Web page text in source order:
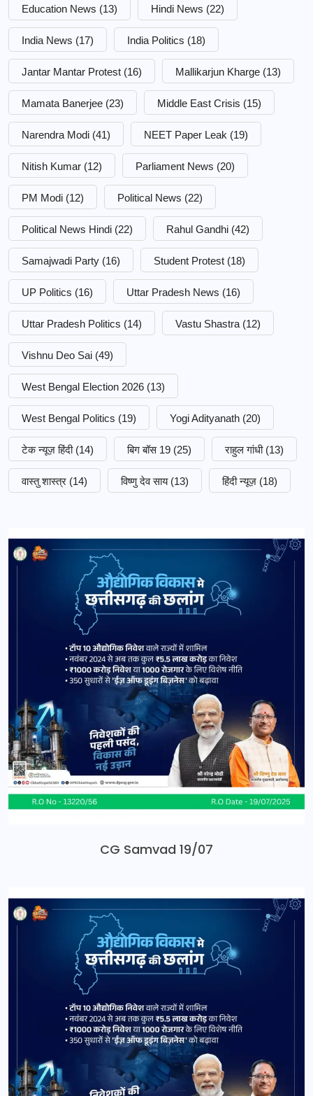
Education News (13) Hindi News (22)
India News (17) India Politics (18)
Jantar Mantar Protest (16) Mallikarjun Kharge (13)
Mamata Banerjee (23) Middle East Crisis (15)
Narendra Modi (41) NEET Paper Leak (19)
Nitish Kumar (12) Parliament News (20)
PM Modi (12) Political News (22)
Political News Hindi (22) Rahul Gandhi (42)
Samajwadi Party (16) Student Protest (18)
UP Politics (16) Uttar Pradesh News (16)
Uttar Pradesh Politics (14) Vastu Shastra (12)
Vishnu Deo Sai (49)
West Bengal Election 2026 (13)
West Bengal Politics (19) Yogi Adityanath (20)
टेक न्यूज़ हिंदी (14) बिग बॉस 19 (25) राहुल गांधी (13)
वास्तु शास्त्र (14) विष्णु देव साय (13) हिंदी न्यूज़ (18)
CG Samvad 19/07